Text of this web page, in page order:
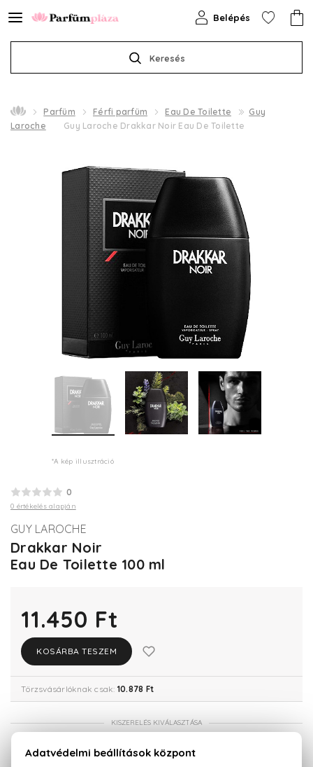
Keresés
Belépés
Parfüm Férfi parfüm Eau De Toilette
Guy
Laroche
Guy Laroche Drakkar Noir Eau De Toilette
*A kép illusztráció
0
0 értékelés alapján
GUY LAROCHE
Drakkar Noir
Eau De Toilette 100 ml
11.450 Ft
KOSÁRBA TESZEM
Törzsvásárlóknak csak: 10.878 Ft
KISZERELÉS KIVÁLASZTÁSA
Teszter 100 ml